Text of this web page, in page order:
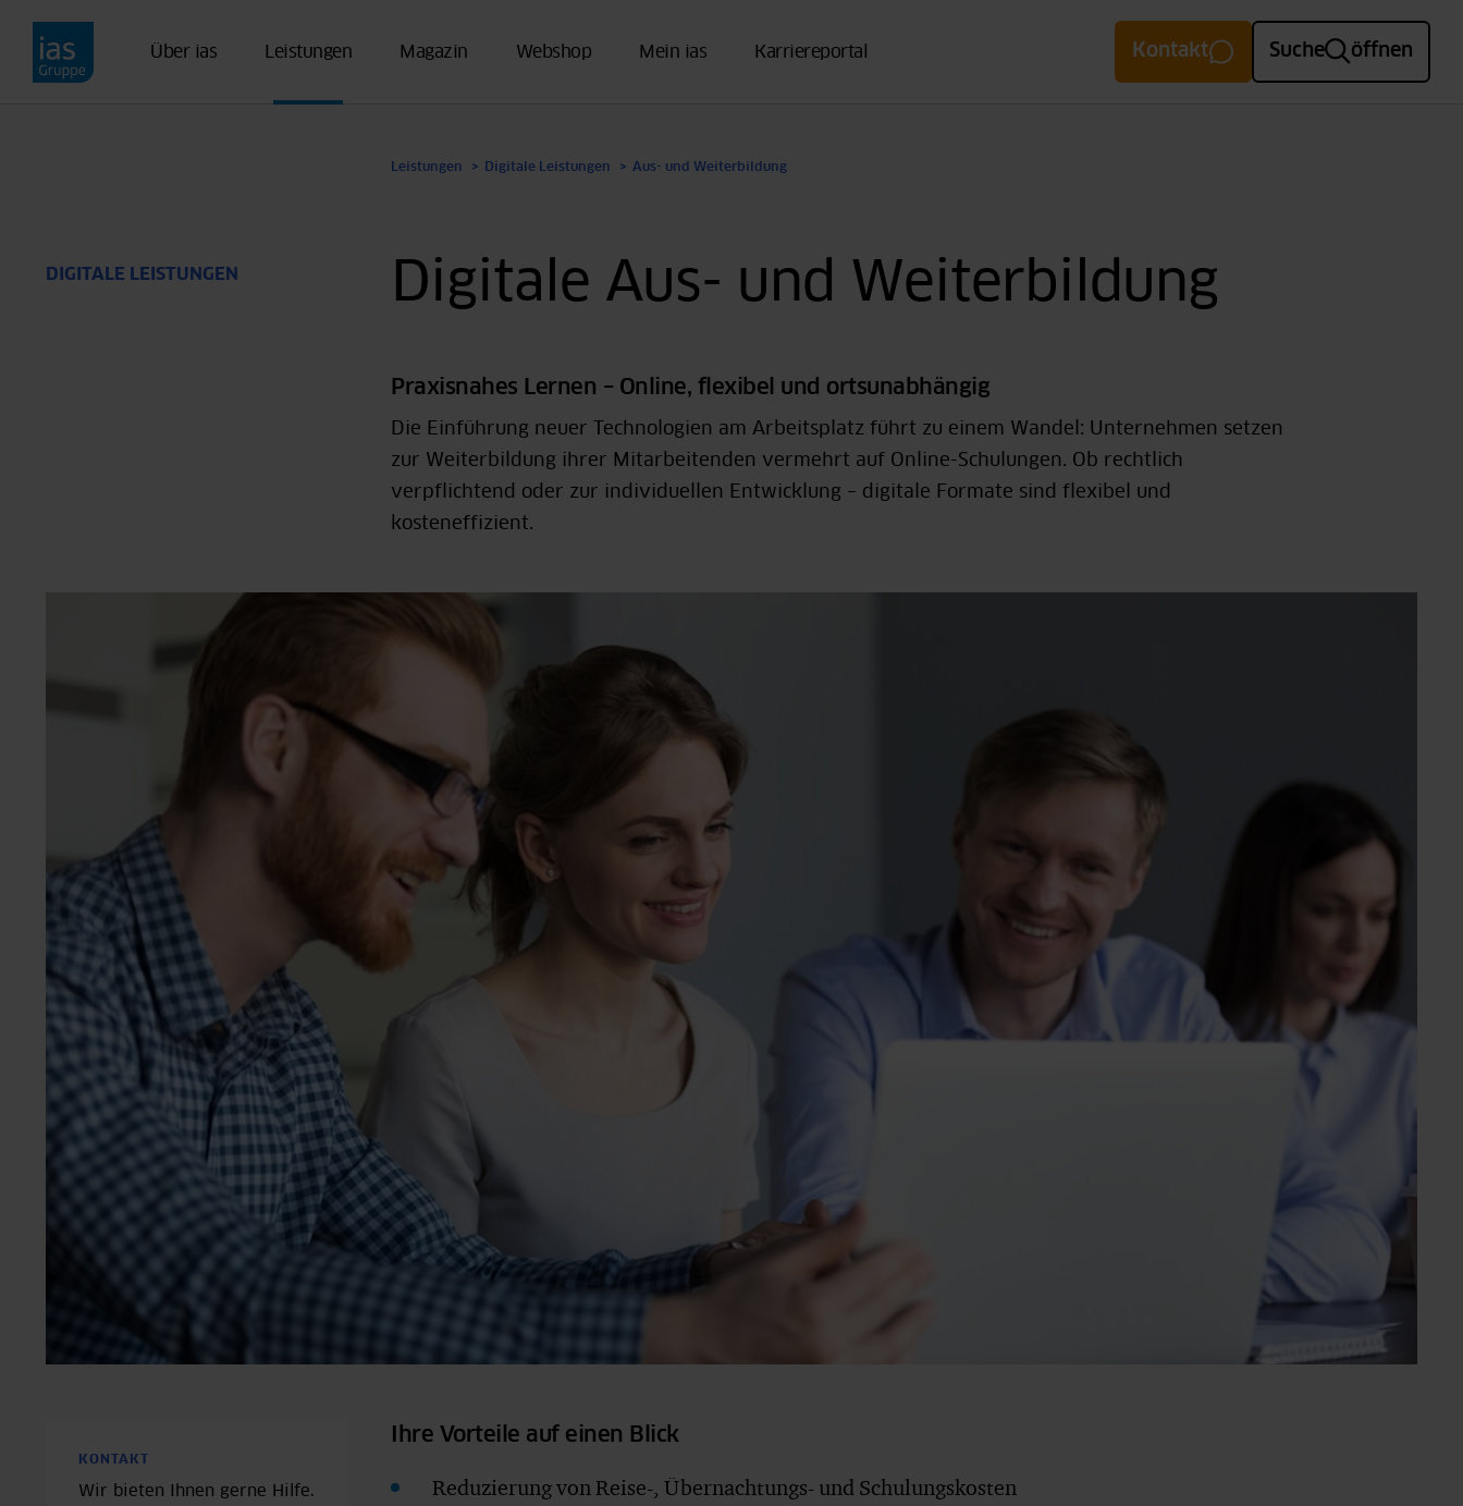
Direkt zum Inhalt
Über ias Leistungen Magazin Webshop Mein ias Karriereportal Kontakt Suche öffnen
Leistungen Digitale Leistungen Aus- und Weiterbildung
Digitale Aus- und Weiterbildung
DIGITALE LEISTUNGEN
Praxisnahes Lernen – Online, flexibel und ortsunabhängig
Die Einführung neuer Technologien am Arbeitsplatz führt zu einem Wandel: Unternehmen setzen
zur Weiterbildung ihrer Mitarbeitenden vermehrt auf Online-Schulungen. Ob rechtlich
verpflichtend oder zur individuellen Entwicklung – digitale Formate sind flexibel und
kosteneffizient.
KONTAKT
Wir bieten Ihnen gerne Hilfe.
Ihre Vorteile auf einen Blick
Reduzierung von Reise-, Übernachtungs- und Schulungskosten